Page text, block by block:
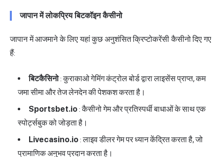
जापान में लोकप्रिय बिटकॉइन कैसीनो
जापान में आजमाने के लिए यहां कुछ अनुशंसित क्रिप्टोकरेंसी कैसीनो दिए गए
हैं:
बिटकैसिनो: कुराकाओ गेमिंग कंट्रोल बोर्ड द्वारा लाइसेंस प्राप्त, कम
जमा सीमा और तेज लेनदेन की पेशकश करता है।
Sportsbet.io: कैसीनो गेम और प्रतिस्पर्धी बाधाओं के साथ एक
स्पोर्ट्सबुक को जोड़ता है।
Livecasino.io: लाइव डीलर गेम पर ध्यान केंद्रित करता है, जो
प्रामाणिक अनुभव प्रदान करता है।